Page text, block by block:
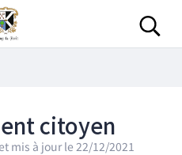
citoyen
mis à jour le 22/12/2021